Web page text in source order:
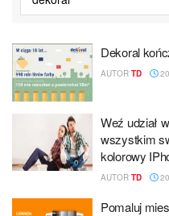
Dekoral
AUTOR TD
Weź udział
wszystkim
kolorowy
AUTOR TD
Pomaluj